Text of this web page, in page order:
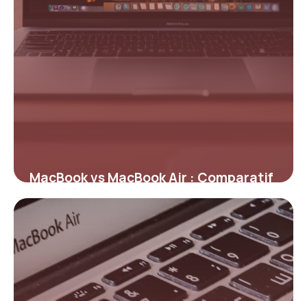
MacBook vs MacBook Air : Comparatif
2026
11 mai 2026